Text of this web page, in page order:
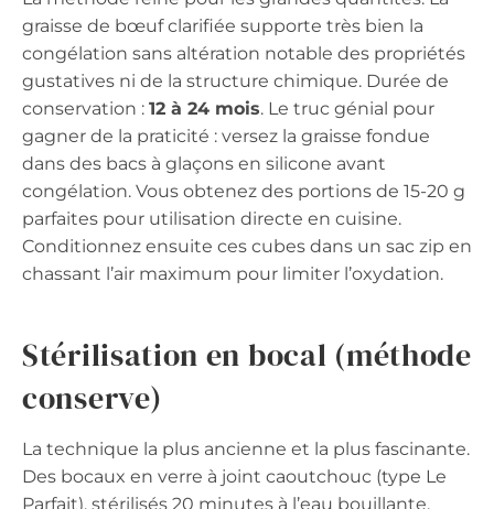
graisse de bœuf clarifiée supporte très bien la
congélation sans altération notable des propriétés
gustatives ni de la structure chimique. Durée de
conservation : 12 à 24 mois. Le truc génial pour
gagner de la praticité : versez la graisse fondue
dans des bacs à glaçons en silicone avant
congélation. Vous obtenez des portions de 15-20 g
parfaites pour utilisation directe en cuisine.
Conditionnez ensuite ces cubes dans un sac zip en
chassant l’air maximum pour limiter l’oxydation.
Stérilisation en bocal (méthode
conserve)
La technique la plus ancienne et la plus fascinante.
Des bocaux en verre à joint caoutchouc (type Le
Parfait), stérilisés 20 minutes à l’eau bouillante,